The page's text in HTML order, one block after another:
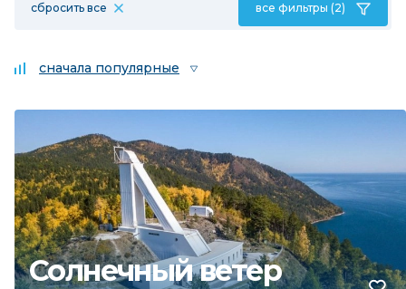
сбросить все все фильтры (2)
сначала популярные
Солнечный ветер